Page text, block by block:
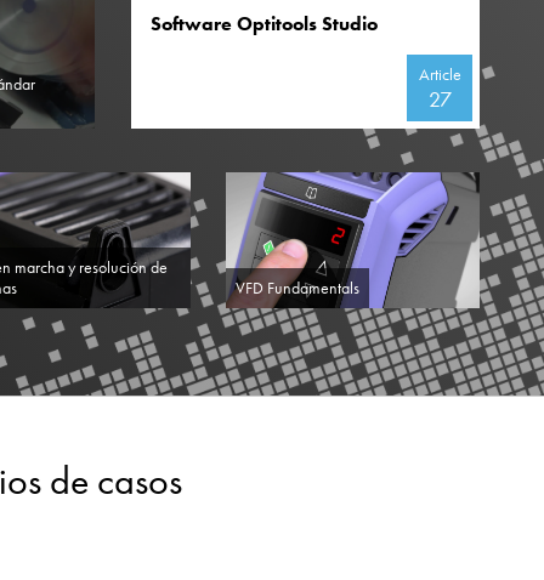
Software Optitools Studio
Article
27
marcha y resolución de
VFD Fundamentals
de casos